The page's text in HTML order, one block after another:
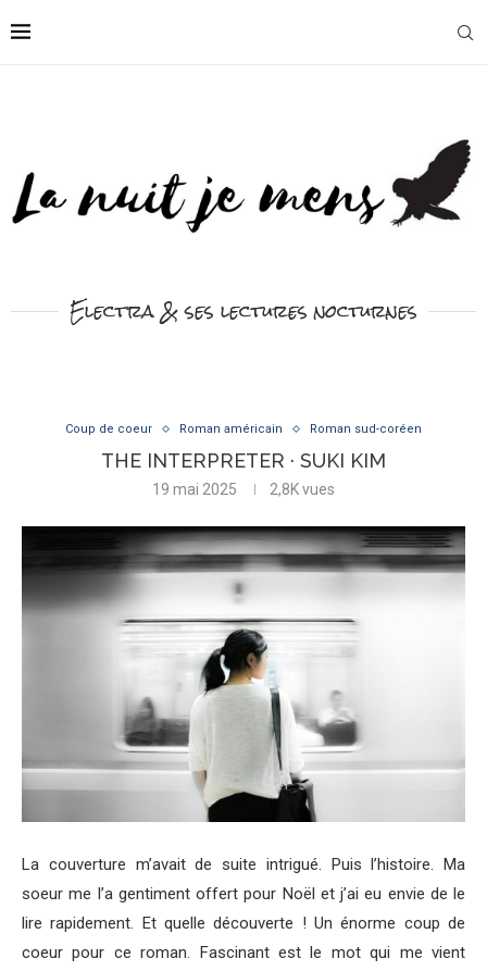
Electra & ses lectures nocturnes
Coup de coeur Roman américain Roman sud-coréen
THE INTERPRETER · SUKI KIM
19 mai 2025 2,8Kvues
La couverture m’avait de suite intrigué. Puis l’histoire. Ma
soeur me l’a gentiment offert pour Noël et j’ai eu envie de le
lire rapidement. Et quelle découverte ! Un énorme coup de
coeur pour ce roman. Fascinant est le mot qui me vient